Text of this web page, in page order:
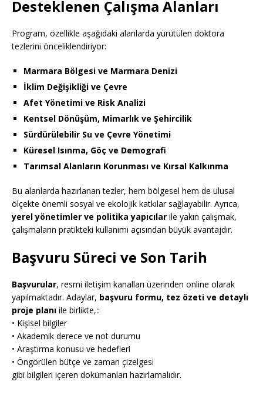
Desteklenen Çalışma Alanları
Program, özellikle aşağıdaki alanlarda yürütülen doktora
tezlerini önceliklendiriyor:
Marmara Bölgesi ve Marmara Denizi
İklim Değişikliği ve Çevre
Afet Yönetimi ve Risk Analizi
Kentsel Dönüşüm, Mimarlık ve Şehircilik
Sürdürülebilir Su ve Çevre Yönetimi
Küresel Isınma, Göç ve Demografi
Tarımsal Alanların Korunması ve Kırsal Kalkınma
Bu alanlarda hazırlanan tezler, hem bölgesel hem de ulusal
ölçekte önemli sosyal ve ekolojik katkılar sağlayabilir. Ayrıca,
yerel yönetimler ve politika yapıcılar ile yakın çalışmak,
çalışmaların pratikteki kullanımı açısından büyük avantajdır.
Başvuru Süreci ve Son Tarih
Başvurular, resmi iletişim kanalları üzerinden online olarak
yapılmaktadır. Adaylar, başvuru formu, tez özeti ve detaylı
proje planı ile birlikte,::
• Kişisel bilgiler
• Akademik derece ve not durumu
• Araştırma konusu ve hedefleri
• Öngörülen bütçe ve zaman çizelgesi
gibi bilgileri içeren dokümanları hazırlamalıdır.